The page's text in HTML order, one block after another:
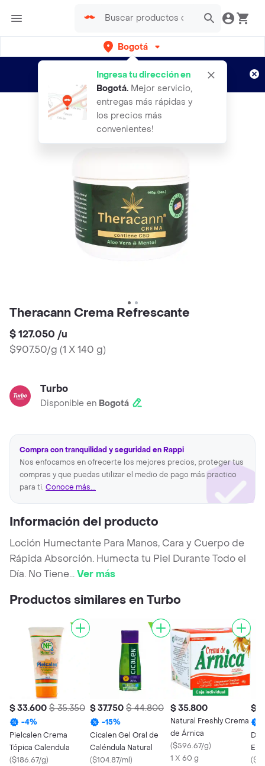
Bogotá
Ingresa tu dirección en
Bogotá. Mejor servicio,
entregas más rápidas y
los precios más
convenientes!
envíos gratis por semanas
Aplican TyC
Theracann Crema Refrescante
$ 127.050 /u
$907.50/g (1 X 140 g)
Turbo
Disponible en Bogotá
Compra con tranquilidad y seguridad en Rappi
Nos enfocamos en ofrecerte los mejores precios, proteger tus
compras y que puedas utilizar el medio de pago más practico
para ti. Conoce más...
Información del producto
Loción Humectante Para Manos, Cara y Cuerpo de
Rápida Absorción. Humecta tu Piel Durante Todo el
Día. No Tiene...Ver más
Productos similares en Turbo
$ 33.600 $ 35.350
-4%
Pielcalen Crema
Tópica Calendula
($186.67/g)
$ 37.750 $ 44.800
-15%
Cicalen Gel Oral de
Caléndula Natural
($104.87/ml)
$ 35.800
Natural Freshly Crema
de Árnica
($596.67/g)
1 X 60 g
$
(